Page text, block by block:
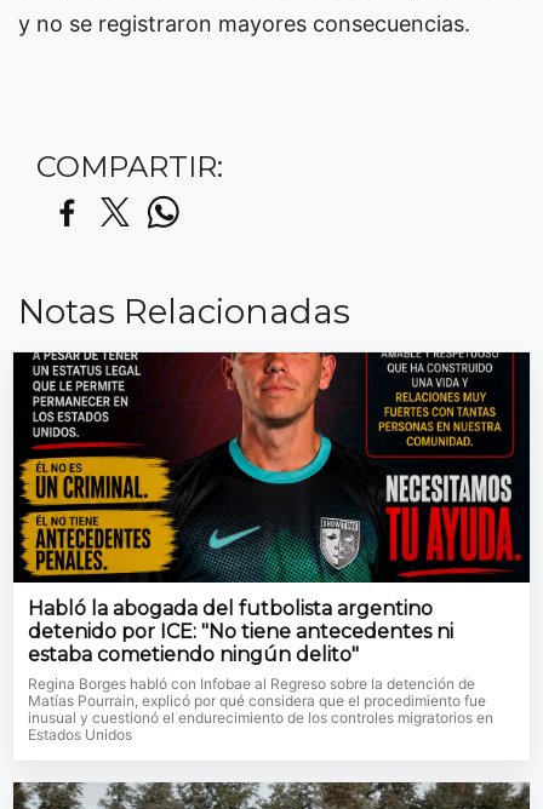
y no se registraron mayores consecuencias.
COMPARTIR:
Notas Relacionadas
Habló la abogada del futbolista argentino
detenido por ICE: "No tiene antecedentes ni
estaba cometiendo ningún delito"
Regina Borges habló con Infobae al Regreso sobre la detención de
Matías Pourrain, explicó por qué considera que el procedimiento fue
inusual y cuestionó el endurecimiento de los controles migratorios en
Estados Unidos